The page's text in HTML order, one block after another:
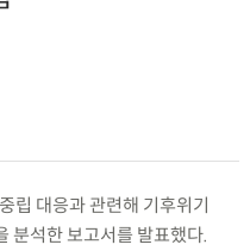
립 대응과 관련해 기후위기
분석한 보고서를 발표했다.